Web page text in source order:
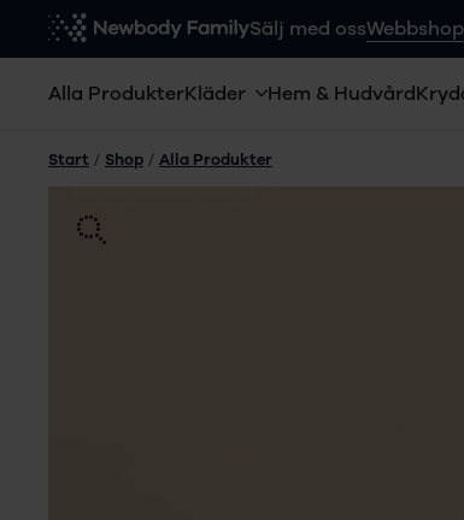
Sälj med ossWebbshop
Alla ProdukterKläder Hem & Hudvård
Start / Shop / Alla Produkter